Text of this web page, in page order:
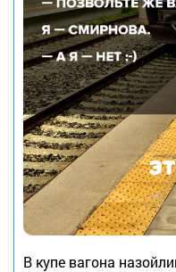
В купе вагона